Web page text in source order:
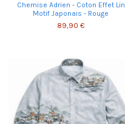
Chemise Adrien - Coton Effet Lin
Motif Japonais - Rouge
89,90 €